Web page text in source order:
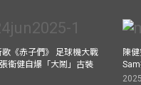
歌《赤子們》 足球機大戰
衞健自爆「大鬧」古裝
陳